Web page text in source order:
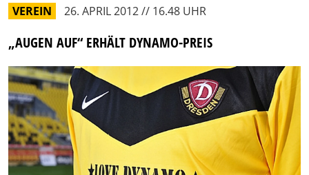
VEREIN 26. APRIL 2012 // 16.48 UHR
„AUGEN AUF“ ERHÄLT DYNAMO-PREIS